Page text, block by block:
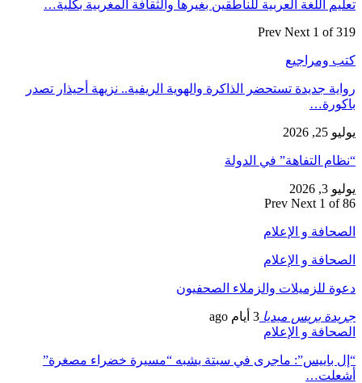
تعليم اللغة العربية للناطقين بغيرها والثقافة المغربية بكلية…
Prev Next 1 of 319
كتب ومراجيع
رواية جديدة تستحضر الذاكرة والهوية الريفية.. نزيهة أحيذار تصدر
باكورة…
يوليو 25, 2026
“نظام التفاهة” في الدولة
يوليو 3, 2026
Prev Next 1 of 86
الصحافة و الإعلام
الصحافة و الإعلام
دعوة للزميلات والزملاء الصحفيون
جريدة بريس ميديا 3 أيام ago
الصحافة و الإعلام
“إل باييس”: ماجرى في سبتة يشبه “مسيرة خضراء مصغرة”
أشعلت…